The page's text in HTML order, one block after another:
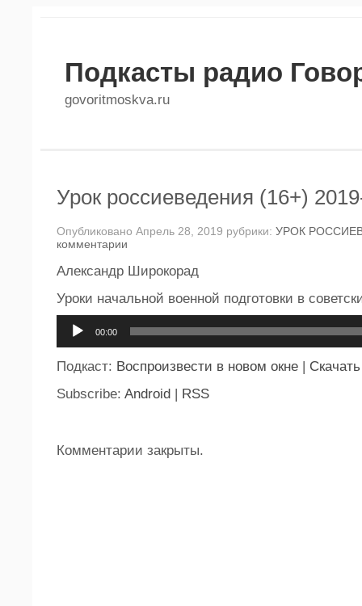
Подкасты радио
govoritmoskva.ru
Урок россиеведения (16+)
Опубликовано Апрель 28, 2019 рубрики: УРОК
комментарии
Александр Широкорад
Уроки начальной военной подготовки в
00:00
Подкаст: Воспроизвести в новом окне | Скачать
Subscribe: Android | RSS
Комментарии закрыты.